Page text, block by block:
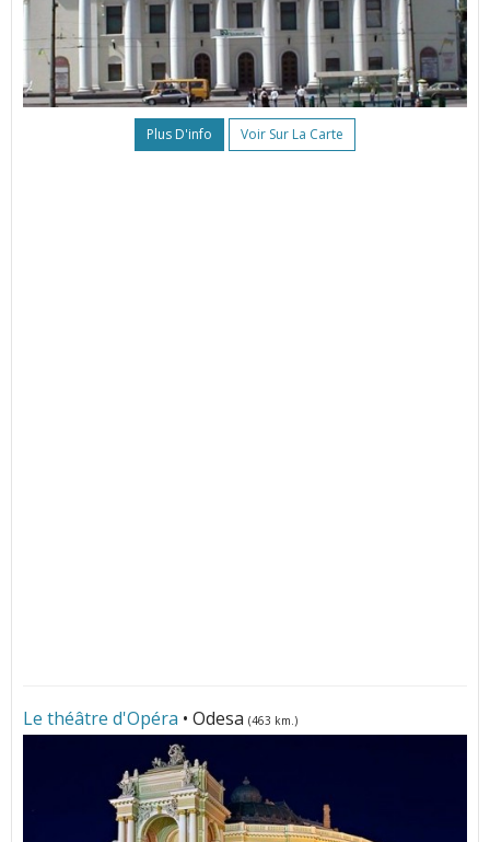
Plus D'info Voir Sur La Carte
Le théâtre d'Opéra • Odesa (463 km.)